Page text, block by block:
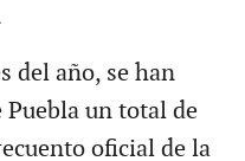
del año, se han
un total de
oficial de la